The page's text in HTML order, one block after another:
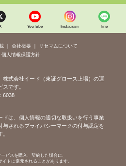
YouTube Instagram line
会社概要
リセマムについて
個人情報保護方針
株式会社イード（東証グロース上場）の運
です。
6038
ドは、個人情報の適切な取扱いを行う事業
与されるプライバシーマークの付与認定を
ビスを購入、契約した場合に、
イトに還元されることがあります。